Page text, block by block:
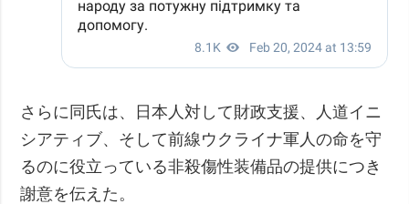
さらに同氏は、日本人対して財政支援、人道イニ
シアティブ、そして前線ウクライナ軍人の命を守
るのに役立っている非殺傷性装備品の提供につき
謝意を伝えた。